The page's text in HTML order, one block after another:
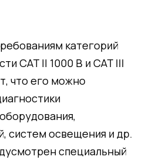
категорий
CAT II 1000 В и CAT III
что его можно
систем освещения и др.
специальный